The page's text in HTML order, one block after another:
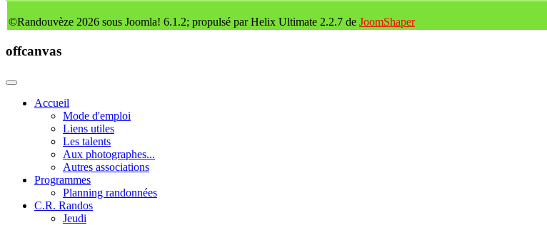
©Randouvèze 2026 sous Joomla! 6.1.2; propulsé par Helix Ultimate 2.2.7 de JoomShaper
offcanvas
Accueil
Mode d'emploi
Liens utiles
Les talents
Aux photographes...
Autres associations
Programmes
Planning randonnées
C.R. Randos
Jeudi